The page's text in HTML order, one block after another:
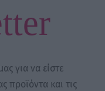
για να είστε
προϊόντα και τις